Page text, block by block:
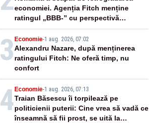
economiei. Agenția Fitch menține
ratingul „BBB-” cu perspectivă
negativă
3 Economie-1 aug. 2026, 07:02
Alexandru Nazare, după menținerea
ratingului Fitch: Ne oferă timp, nu
confort
4Economie-1 aug. 2026, 07:13
Traian Băsescu îi torpilează pe
politicienii puterii: Cine vrea să vadă ce
înseamnă să fii prost, se uită la